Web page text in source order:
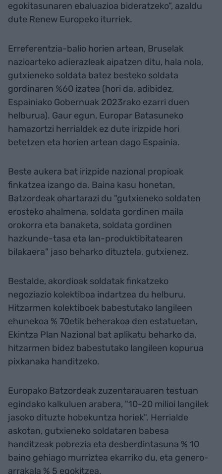
egokitasunaren ebaluazioa bideratzeko”, azaldu
dute Renew Europeko iturriek.
Erreferentzia-balio horien artean, Bruselak
nazioarteko adierazleak aipatzen ditu, hala nola,
gutxieneko soldata batez besteko soldata
gordinaren %60 izatea (hori da, adibidez,
Espainiako Gobernuak 2023rako ezarri duen
helburua). Gaur egun, Europar Batasuneko
hamazortzi herrialdek ez dute irizpide hori
betetzen eta horien artean dago Espainia.
Beste aukera bat irizpide nazional propioak
finkatzea izango da. Baina kasu honetan,
Batzordeak ohartarazi du "gutxieneko soldaten
erosteko ahalmena, soldata gordinen maila
orokorra eta banaketa, soldata gordinen
hazkunde-tasa eta lan-produktibitatearen
bilakaera" jaso beharko dituztela, gutxienez.
Bestalde, akordioak soldatak finkatzeko
negoziazio kolektiboa indartzea du helburu.
Hitzarmen kolektiboek babestutako langileen
ehunekoa % 70etik beherakoa den estatuetan,
Ekintza Plan Nazional bat aplikatu beharko da,
hitzarmen bidez babestutako langileen kopurua
pixkanaka handitzeko.
Europako Batzordeak zuzentarauaren testuan
egindako kalkuluen arabera, "10-20 milioi langilek
jasoko dituzte hobekuntza horiek". Herrialde
askotan, gutxieneko soldataren babesa
handitzeak pobrezia eta desberdintasuna % 10
baino gehiago murriztea ekarriko du, eta genero-
arrakala % 5 egokitzea.